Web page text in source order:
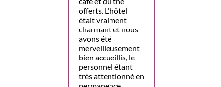
offerts. L'hôtel
était vraiment
charmant et nous
avons été
merveilleusement
bien accueillis, le
personnel étant
très attentionné en
permanence,